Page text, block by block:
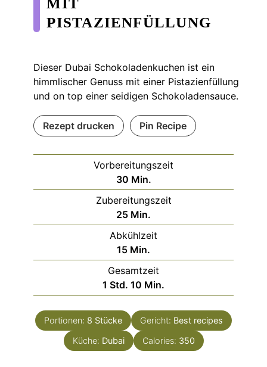
PISTAZIENFÜLLUNG
Dieser Dubai Schokoladenkuchen ist ein
himmlischer Genuss mit einer Pistazienfüllung
und on top einer seidigen Schokoladensauce.
Rezept drucken Pin Recipe
Vorbereitungszeit
30Minuten
Min.
Zubereitungszeit
25Minuten
Min.
Abkühlzeit
15Minuten
Min.
Gesamtzeit
1 Stunde
Std. 10 Minuten
Min.
Portionen: 8 Stücke Gericht: Best recipes
Küche: Dubai Calories: 350